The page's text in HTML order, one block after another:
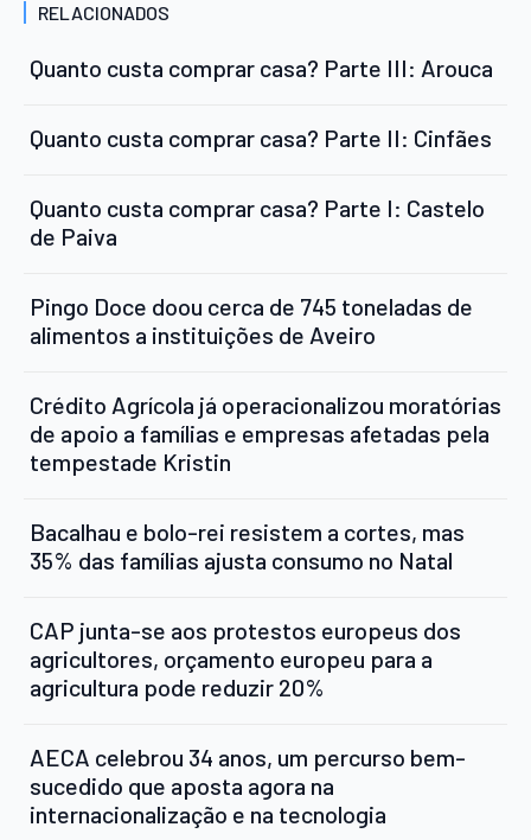
RELACIONADOS
Quanto custa comprar casa? Parte III: Arouca
Quanto custa comprar casa? Parte II: Cinfães
Quanto custa comprar casa? Parte I: Castelo
de Paiva
Pingo Doce doou cerca de 745 toneladas de
alimentos a instituições de Aveiro
Crédito Agrícola já operacionalizou moratórias
de apoio a famílias e empresas afetadas pela
tempestade Kristin
Bacalhau e bolo-rei resistem a cortes, mas
35% das famílias ajusta consumo no Natal
CAP junta-se aos protestos europeus dos
agricultores, orçamento europeu para a
agricultura pode reduzir 20%
AECA celebrou 34 anos, um percurso bem-
sucedido que aposta agora na
internacionalização e na tecnologia